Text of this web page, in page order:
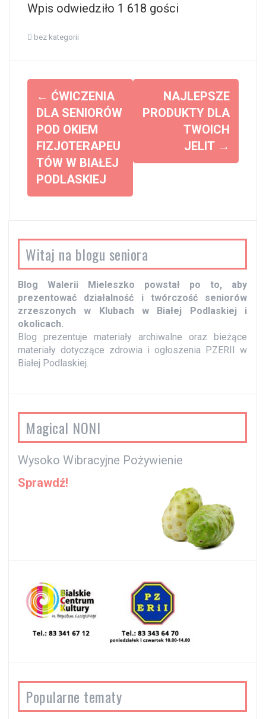
Wpis odwiedziło 1 618 gości
bez kategorii
z
i
s
y
← ĆWICZENIA
DLA SENIORÓW
POD OKIEM
FIZJOTERAPEU
TÓW W BIAŁEJ
PODLASKIEJ
NAJLEPSZE
PRODUKTY DLA
TWOICH
JELIT →
Witaj na blogu seniora
Blog Walerii Mieleszko powstał po to, aby
prezentować działalność i twórczość seniorów
zrzeszonych w Klubach w Białej Podlaskiej i
okolicach.
Blog prezentuje materiały archiwalne oraz bieżące
materiały dotyczące zdrowia i ogłoszenia PZERII w
Białej Podlaskiej.
Magical NONI
Wysoko Wibracyjne Pożywienie
Sprawdź!
Popularne tematy